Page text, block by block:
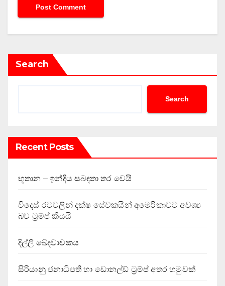
Search
Search
Recent Posts
භූතාන – ඉන්දීය සබඳතා තර වෙයි
විදෙස් රටවලින් දක්ෂ සේවකයින් අමෙරිකාවට අවශ්‍ය
බව ට්‍රම්ප් කියයි
දිල්ලි ඛේදවාචකය
සිරියානු ජනාධිපති හා ඩොනල්ඩ් ට්‍රම්ප් අතර හමුවක්